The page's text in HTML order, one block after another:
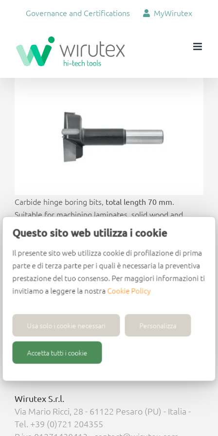
Questo sito web utilizza i cookie
Il presente sito web utilizza cookie di profilazione di prima
parte e di terza parte per i quali è necessaria la preventiva
prestazione del tuo consenso. Per maggiori informazioni ti
invitiamo a leggere la nostraCookie Policy
Usa solo i cookie necessari Personalizza
Accetta tutti i cookie
Governance and Certifications MyWirutex
Carbide hinge boring bits, total length 70 mm.
Suitable for machining laminates, solid wood and
wood composites.
Design
Centring point in HW
Centring point h= 1 mm
2 cutting edges in HW
Wirutex S.r.l.
Via Mario Ricci, 28 - 61122 Pesaro (PU) - Italia -
Tel. +39 (0)721 204355